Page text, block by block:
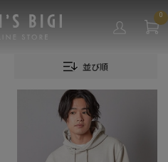
0
並び順